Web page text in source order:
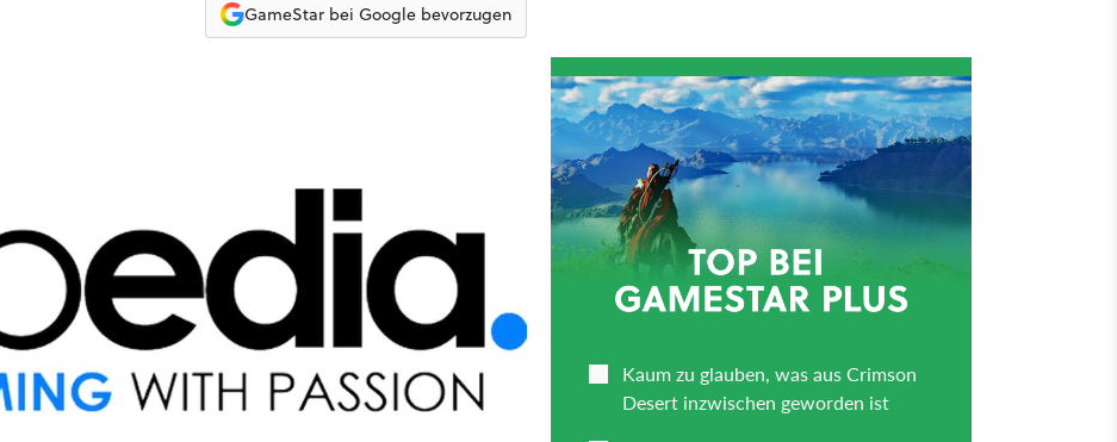
GameStar bei Google bevorzugen